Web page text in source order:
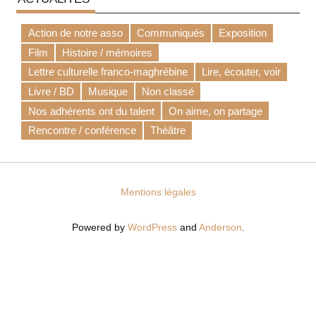
Action de notre asso Communiqués
Exposition
Film
Histoire / mémoires
Lettre culturelle franco-maghrébine
Lire, écouter, voir
Livre / BD
Musique
Non classé
Nos adhérents ont du talent
On aime, on partage
Rencontre / conférence
Théâtre
Mentions légales
Powered by WordPressand Anderson